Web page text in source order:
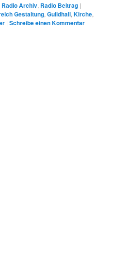
Radio Archiv, Radio Beitrag |
Gestaltung,Guildhall,Kirche,
|Schreibe einen Kommentar